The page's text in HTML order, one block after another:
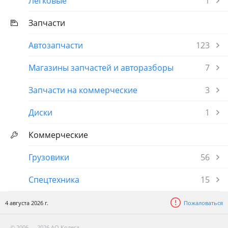
Запчасти
Автозапчасти
123
Магазины запчастей и авторазборы
7
Запчасти на коммерческие
3
Диски
1
Коммерческие
Грузовики
56
Спецтехника
15
4 августа 2026 г. Пожаловаться